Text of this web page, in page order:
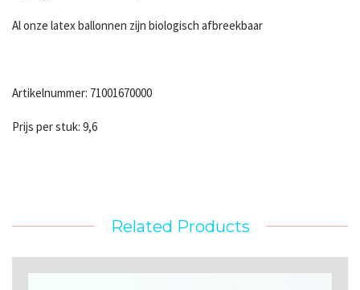
Al onze latex ballonnen zijn biologisch afbreekbaar
Artikelnummer: 71001670000
Prijs per stuk: 9,6
Related Products